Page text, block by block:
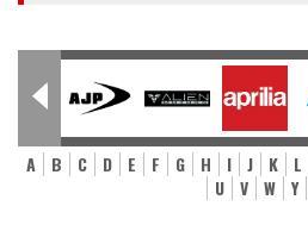
A B C D E F G H I J K L
U
V W Y